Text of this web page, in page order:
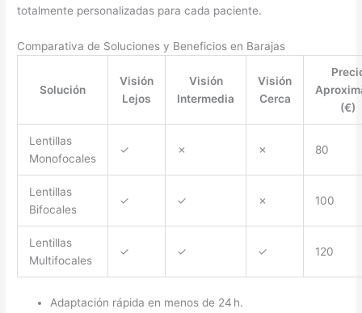
totalmente personalizadas para cada paciente.
Comparativa de Soluciones y Beneficios en Barajas
Solución
Visión
Lejos
Visión
Intermedia
Visión
Cerca
(€)
Lentillas
Monofocales
✓ ✗ ✗ 80
Lentillas
Bifocales
✓ ✓ ✗ 100
Lentillas
Multifocales
✓ ✓ ✓ 120
Adaptación rápida en menos de 24 h.